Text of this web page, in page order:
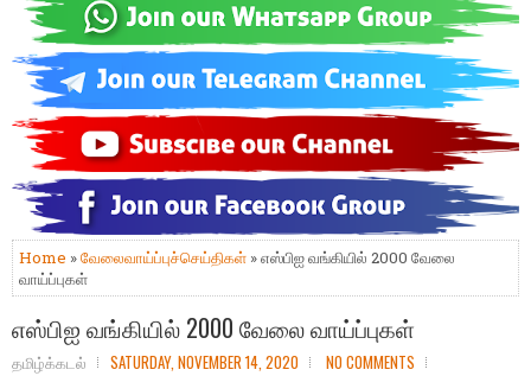
Home »வேலைவாய்ப்புச்செய்திகள் » எஸ்பிஐ வங்கியில் 2000 வேலை
வாய்ப்புகள்
எஸ்பிஐ வங்கியில் 2000 வேலை வாய்ப்புகள்
தமிழ்க்கடல் SATURDAY, NOVEMBER 14, 2020 NO COMMENTS